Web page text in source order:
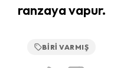
ranzaya vapur.
BIRI VARMIŞ